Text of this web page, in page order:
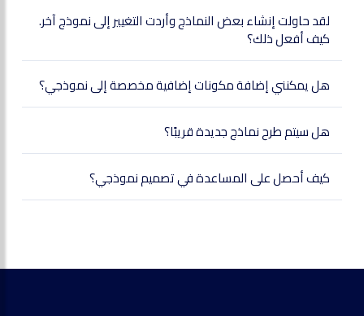
لقد حاولت إنشاء بعض النماذج وأردت التغيير إلى نموذج آخر.
كيف أفعل ذلك؟
هل يمكنني إضافة مكونات إضافية مخصصة إلى نموذجي؟
هل سيتم طرح نماذج جديدة قريبًا؟
كيف أحصل على المساعدة في تصميم نموذجي؟